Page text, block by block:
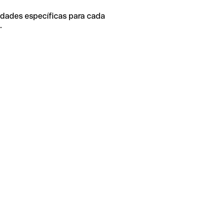
específicas para cada